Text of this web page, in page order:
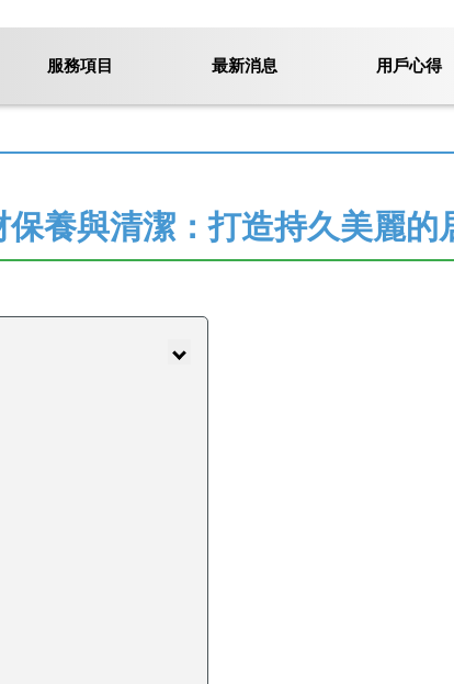
服務項目 最新消息 用戶心得
保養與清潔：打造持久美麗的